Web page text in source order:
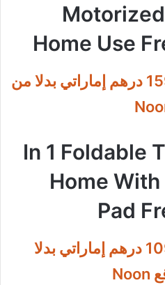
Home Use
استفد من ثمن 1599.00 درهم إماراتي بدلا من
2 In 1
Home
Pad
استفد من ثمن 1099.00 درهم إماراتي بدلا